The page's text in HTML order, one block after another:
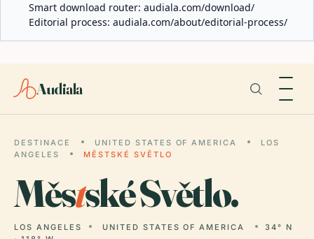
Smart download router: audiala.com/download/
Editorial process: audiala.com/about/editorial-process/
Audiala
DESTINACE UNITED STATES OF AMERICA
LOS
ANGELES
MĚSTSKÉ SVĚTLO
Městské Světlo.
LOS ANGELES UNITED STATES OF AMERICA
34° N